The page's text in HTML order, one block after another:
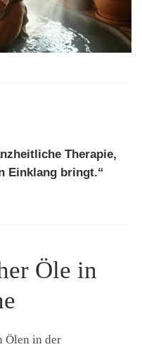
Therapie,
Einklang bringt.“
Öle in
Ölen in der